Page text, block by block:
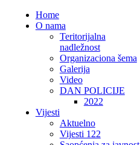
Home
O nama
Teritorijalna
nadležnost
Organizaciona šema
Galerija
Video
DAN POLICIJE
2022
Vijesti
Aktuelno
Vijesti 122